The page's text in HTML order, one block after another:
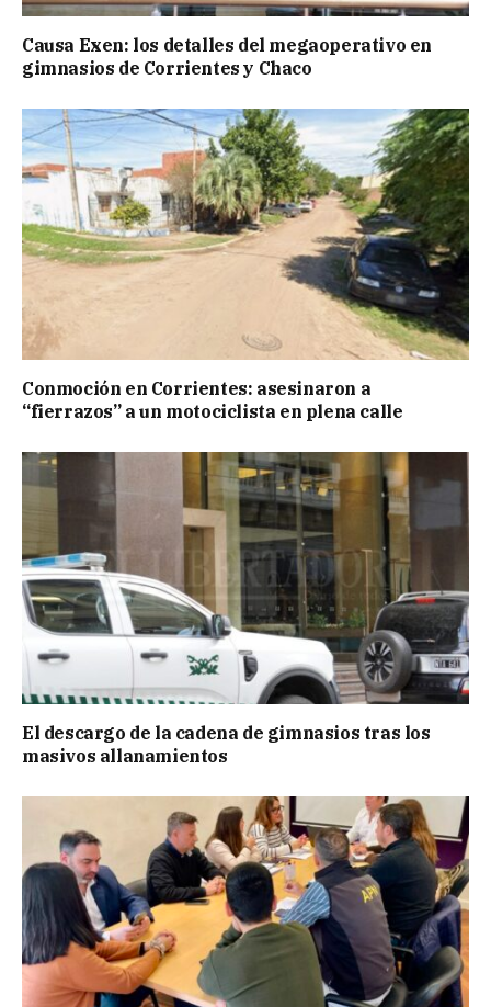
Causa Exen: los detalles del megaoperativo en
gimnasios de Corrientes y Chaco
Conmoción en Corrientes: asesinaron a
“fierrazos” a un motociclista en plena calle
El descargo de la cadena de gimnasios tras los
masivos allanamientos